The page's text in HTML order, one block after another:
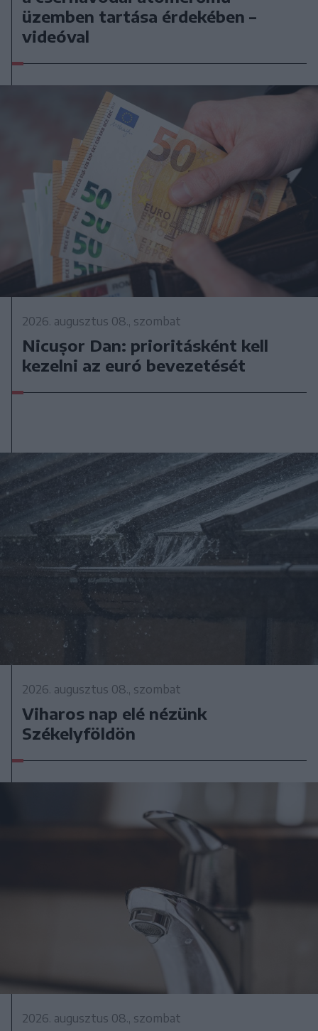
üzemben tartása érdekében –
videóval
2026. augusztus 08., szombat
Nicușor Dan: prioritásként kell
kezelni az euró bevezetését
2026. augusztus 08., szombat
Viharos nap elé nézünk
Székelyföldön
2026. augusztus 08., szombat